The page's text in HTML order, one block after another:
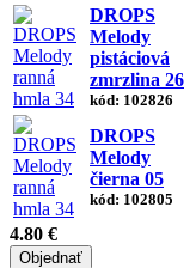
DROPS
Melody
pistáciová
zmrzlina 26
kód: 102826
DROPS
Melody
čierna 05
kód: 102805
4.80 €
Objednať